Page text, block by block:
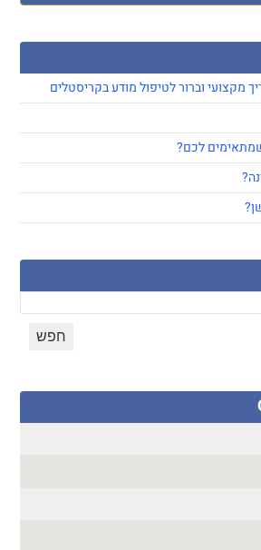
מקצועי וברור לטיפול מודע בקריסטלים
לכם?